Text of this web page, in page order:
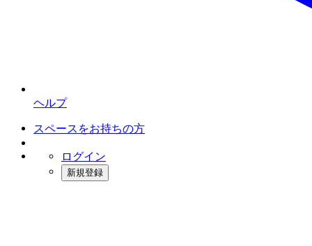
ヘルプ
スペースをお持ちの方
ログイン
新規登録